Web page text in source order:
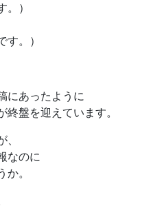
）
す。）
にあったように
盤を迎えています。
なのに
。